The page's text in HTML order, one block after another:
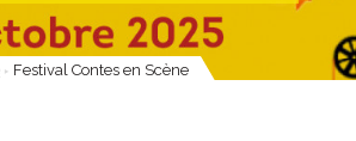
Festival Contes en Scène